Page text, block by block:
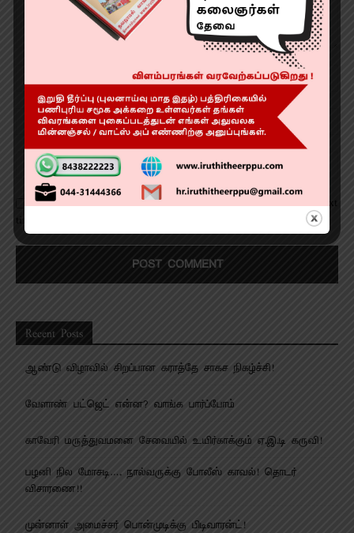
Save my name, email, and website in this browser for the next
time I comment.
Recent Posts
ஆண்டு விழாவில் சிறப்பான கராத்தே சாகச நிகழ்ச்சி!
வேளாண் பட்ஜெட் என்ன? வாங்க பார்ப்போம்
காவேரி மருத்துவமனை சேவையில் உயிர்காக்கும் ஏ.இ.டி கருவி!
பழனி நில மோசடி…. நால்வருக்கு போலீஸ் காவல்! தொடர்
விசாரணை!!
முன்னாள் அமைச்சர் பொன்முடிக்கு பிடிவாரன்ட்!